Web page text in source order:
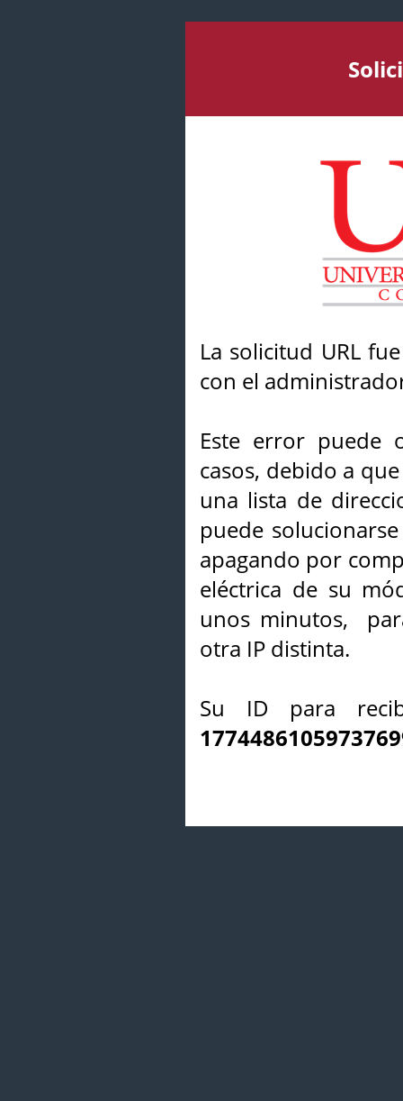
La solicitud URL
con el
Este error puede
casos, debido a
una lista de
puede
apagando por
eléctrica de su
unos minutos,
otra IP distinta.
Su ID para